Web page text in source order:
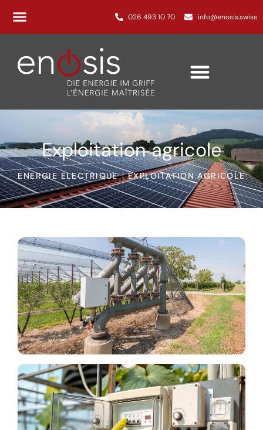
026 493 10 70 info@enosis.swiss
Exploitation agricole
ENERGIE ÉLECTRIQUE EXPLOITATION AGRICOLE